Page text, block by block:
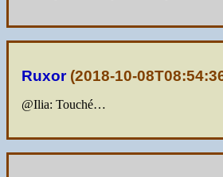
Ruxor(2018-10-
@Ilia: Touché…